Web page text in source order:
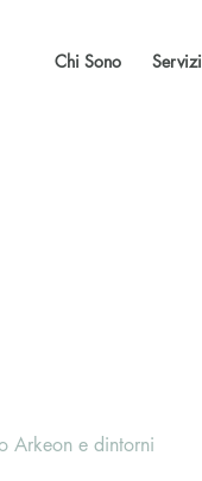
Chi Sono Servizi
Arkeon e dintorni